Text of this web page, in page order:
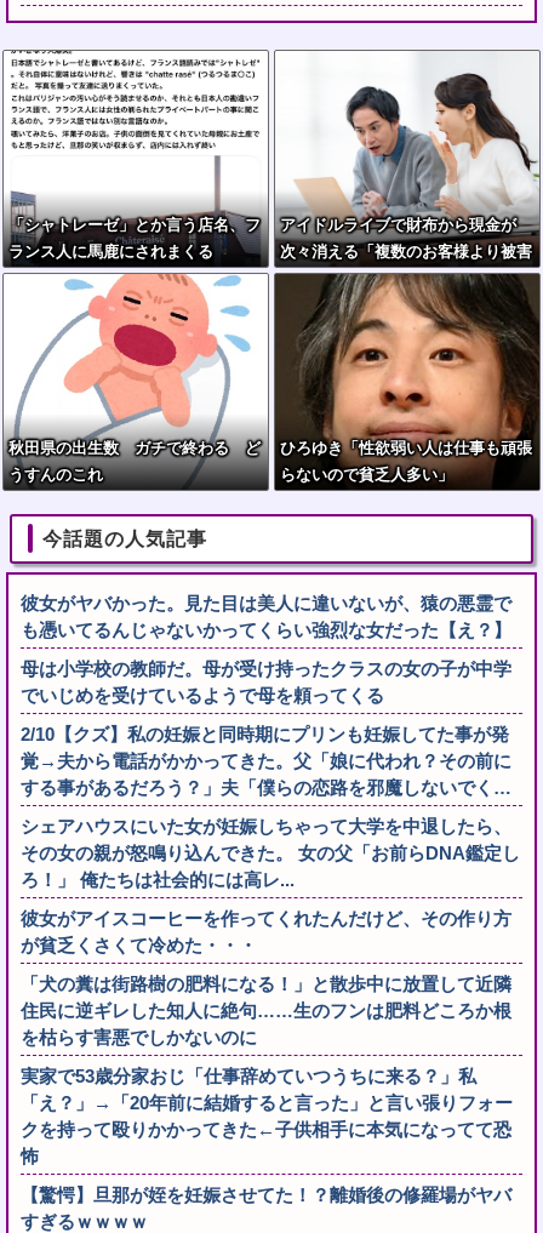
「シャトレーゼ」とか言う店名、フ
ランス人に馬鹿にされまくる
アイドルライブで財布から現金が
次々消える「複数のお客様より被害
報告」警察に相談へ
秋田県の出生数 ガチで終わる ど
うすんのこれ
ひろゆき「性欲弱い人は仕事も頑張
らないので貧乏人多い」
今話題の人気記事
彼女がヤバかった。見た目は美人に違いないが、猿の悪霊で
も憑いてるんじゃないかってくらい強烈な女だった【え？】
母は小学校の教師だ。母が受け持ったクラスの女の子が中学
でいじめを受けているようで母を頼ってくる
2/10【クズ】私の妊娠と同時期にプリンも妊娠してた事が発
覚→夫から電話がかかってきた。父「娘に代われ？その前に
する事があるだろう？」夫「僕らの恋路を邪魔しないでく…
シェアハウスにいた女が妊娠しちゃって大学を中退したら、
その女の親が怒鳴り込んできた。 女の父「お前らDNA鑑定し
ろ！」 俺たちは社会的には高レ...
彼女がアイスコーヒーを作ってくれたんだけど、その作り方
が貧乏くさくて冷めた・・・
「犬の糞は街路樹の肥料になる！」と散歩中に放置して近隣
住民に逆ギレした知人に絶句……生のフンは肥料どころか根
を枯らす害悪でしかないのに
実家で53歳分家おじ「仕事辞めていつうちに来る？」私
「え？」→「20年前に結婚すると言った」と言い張りフォー
クを持って殴りかかってきた←子供相手に本気になってて恐
怖
【驚愕】旦那が姪を妊娠させてた！？離婚後の修羅場がヤバ
すぎるｗｗｗｗ